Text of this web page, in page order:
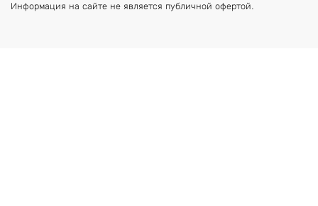
Информация на сайте не является публичной офертой.